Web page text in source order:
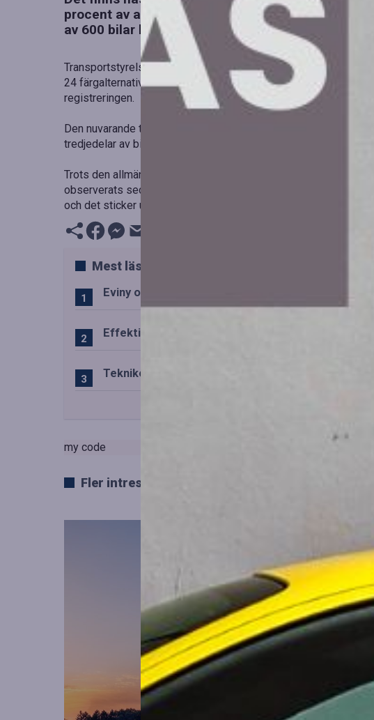
procent av alla fordon. Samtidigt är lila bilar de
av 600 bilar har denna färg registrerad.
Transportstyrelsen har analyserat bilfärgerna bland de 6,3
24 färgalternativ tillgängliga i vägtrafikregistret, baserat på vad
registreringen.
Den nuvarande trenden visar att den svenska bilflottan blir allt
tredjedelar av bilarna vit, svart eller grå ton.
Trots den allmänna nedgången i antalet färgglada bilar, ökar
observerats sedan tre år tillbaka. ”Vi kan se en ökning när det
och det sticker ut en del. I övrigt handlar det om vitt, svart och
Mest lästa
Eviny och Statkraft förenar
Effektiv drift av trafiktekniska system i Sverige
Teknikens roll i den svenska spelupplevelsen
my code
Fler intressanta artiklar